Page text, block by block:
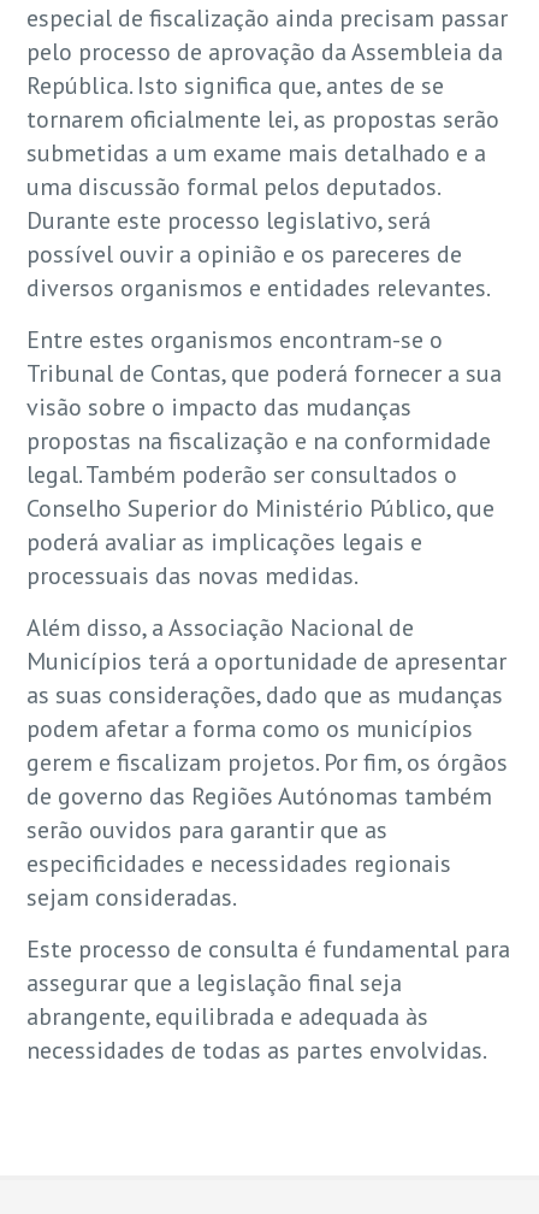
especial de fiscalização ainda precisam passar
pelo processo de aprovação da Assembleia da
República. Isto significa que, antes de se
tornarem oficialmente lei, as propostas serão
submetidas a um exame mais detalhado e a
uma discussão formal pelos deputados.
Durante este processo legislativo, será
possível ouvir a opinião e os pareceres de
diversos organismos e entidades relevantes.
Entre estes organismos encontram-se o
Tribunal de Contas, que poderá fornecer a sua
visão sobre o impacto das mudanças
propostas na fiscalização e na conformidade
legal. Também poderão ser consultados o
Conselho Superior do Ministério Público, que
poderá avaliar as implicações legais e
processuais das novas medidas.
Além disso, a Associação Nacional de
Municípios terá a oportunidade de apresentar
as suas considerações, dado que as mudanças
podem afetar a forma como os municípios
gerem e fiscalizam projetos. Por fim, os órgãos
de governo das Regiões Autónomas também
serão ouvidos para garantir que as
especificidades e necessidades regionais
sejam consideradas.
Este processo de consulta é fundamental para
assegurar que a legislação final seja
abrangente, equilibrada e adequada às
necessidades de todas as partes envolvidas.